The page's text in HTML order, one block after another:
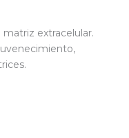
extracelular.